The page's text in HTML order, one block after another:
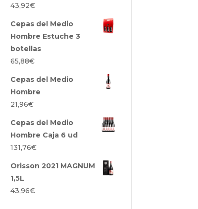
43,92€
Cepas del Medio
Hombre Estuche 3
botellas
65,88€
Cepas del Medio
Hombre
21,96€
Cepas del Medio
Hombre Caja 6 ud
131,76€
Orisson 2021 MAGNUM
1,5L
43,96€